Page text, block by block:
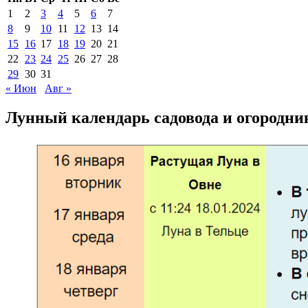
1
2 3 4 5 6
7
8
9 10 11 12 13 14
15 16 17 18 19 20 21
22
23 24 25 26 27 28
29 30 31
« Июн
Авг »
Лунный календарь садовода и